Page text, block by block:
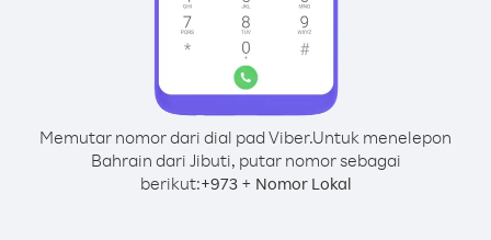
Memutar nomor dari dial pad Viber.Untuk menelepon
Bahrain dari Jibuti, putar nomor sebagai
berikut:+973+ Nomor Lokal